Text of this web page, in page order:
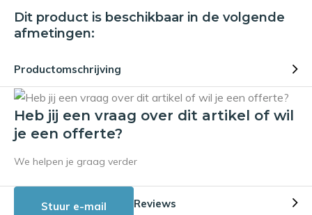
Dit product is beschikbaar in de volgende
afmetingen:
Productomschrijving
Heb jij een vraag over dit artikel of wil
je een offerte?
We helpen je graag verder
Stuur e-mail Reviews